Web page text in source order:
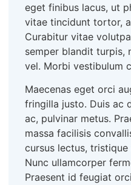
eget finibus lacus, ut
vitae tincidunt tortor,
Curabitur vitae
semper blandit turpis,
vel. Morbi vestibulum
Maecenas eget orci
fringilla justo. Duis ac
ac, pulvinar metus.
massa facilisis
cursus lectus,
Nunc ullamcorper
Praesent id feugiat